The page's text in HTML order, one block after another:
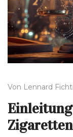
Von Lennard
Zigaretten